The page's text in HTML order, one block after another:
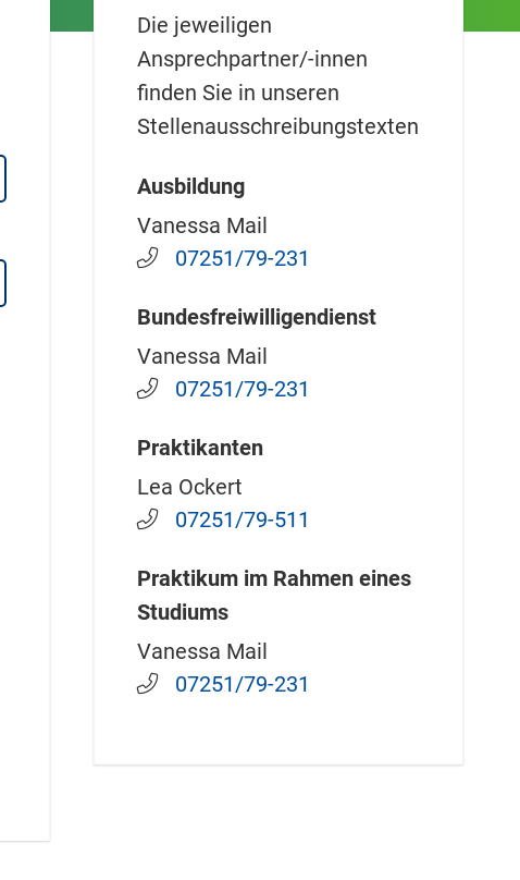
Die jeweiligen
Ansprechpartner/-innen
finden Sie in unseren
Stellenausschreibungstexten
Ausbildung
Vanessa Mail
07251/79-231
Bundesfreiwilligendienst
Vanessa Mail
07251/79-231
Praktikanten
Lea Ockert
07251/79-511
Praktikum im Rahmen eines
Studiums
Vanessa Mail
07251/79-231